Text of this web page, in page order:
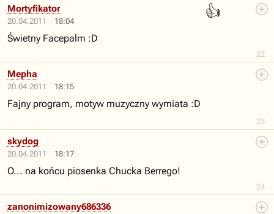
20.04.2011 18:04
👍
22
Mortyfikator
Świetny Facepalm :D
20.04.2011 18:15
23
Mepha
Fajny program, motyw muzyczny wymiata :D
20.04.2011 18:17
24
skydog
O... na końcu piosenka Chucka Berrego!
zanonimizowany686336